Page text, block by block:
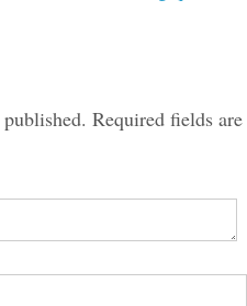
Required fields are